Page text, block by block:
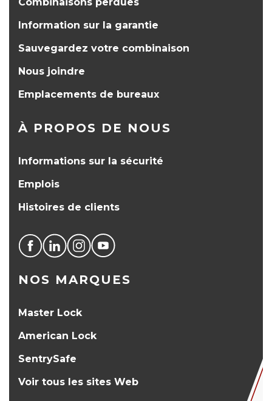
Information sur la garantie
Sauvegardez votre combinaison
Nous joindre
Emplacements de bureaux
À PROPOS DE NOUS
Informations sur la sécurité
Emplois
Histoires de clients
NOS MARQUES
Master Lock
American Lock
SentrySafe
Voir tous les sites Web